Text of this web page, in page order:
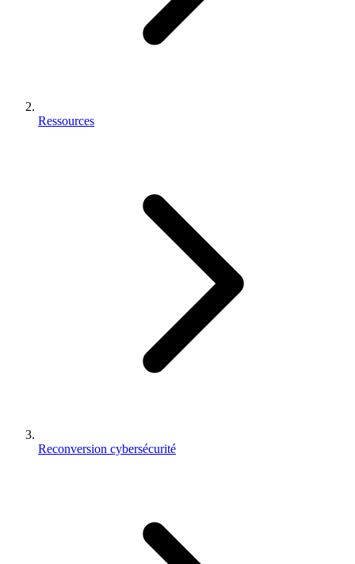
Ressources
Reconversion cybersécurité